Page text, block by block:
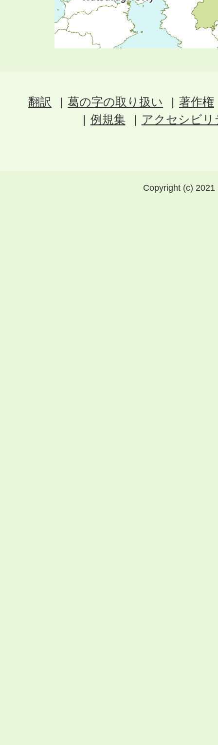
翻訳 葛の字の取り扱い
著作権
例規集
アクセシビ
Copyright (c)